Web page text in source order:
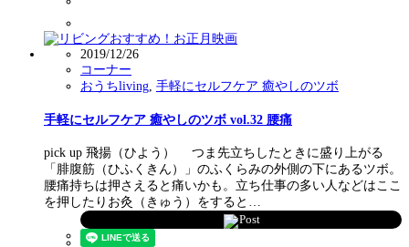
2019/12/26
コーナー
おうちliving, 手軽にセルフケア 癒やしのツボ
手軽にセルフケア 癒やしのツボ vol.32 腰痛
pick up 飛揚（ひよう） つま先立ちしたときに盛り上がる
「腓腹筋（ひふくきん）」のふくらみの外側の下にあるツボ。
腰痛持ちは押さえると痛いかも。立ち仕事の多い人などはここ
を押したりお灸（きゅう）をすると…
Post